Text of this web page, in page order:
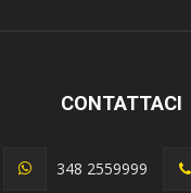
CONTATTACI
348 2559999